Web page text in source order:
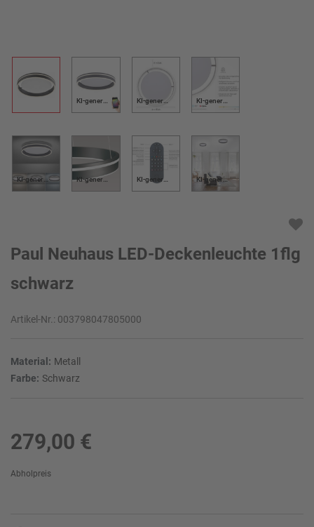
KI-generiert KI-generiert KI-generiert
KI-generiert KI-generiert KI-generiert KI-generiert
Paul Neuhaus LED-Deckenleuchte 1flg
schwarz
Artikel-Nr.: 003798047805000
Material: Metall
Farbe: Schwarz
279,00 €
Abholpreis